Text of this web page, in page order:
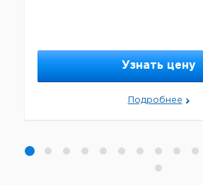
Узнать цену
Подробнее